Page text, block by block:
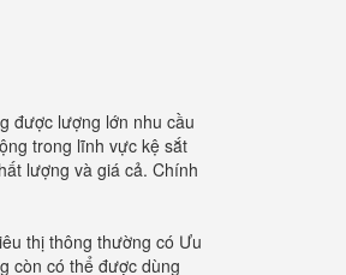
được lượng lớn nhu cầu
trong lĩnh vực kệ sắt
lượng và giá cả. Chính
thị thông thường có Ưu
còn có thể được dùng